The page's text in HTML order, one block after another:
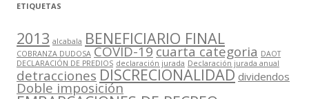
ETIQUETAS
2013 alcabala BENEFICIARIO FINAL
COBRANZA DUDOSA COVID-19cuarta categoria DAOT
DECLARACIÓN DE PREDIOS declaración jurada Declaración jurada anual
detracciones DISCRECIONALIDAD dividendos
Doble imposición